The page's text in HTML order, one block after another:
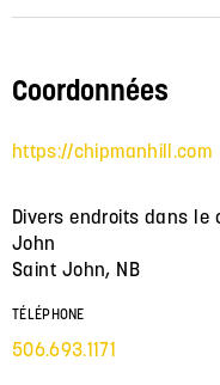
Coordonnées
https://chipmanhill.com
Divers endroits dans le
John
Saint John, NB
TÉLÉPHONE
506.693.1171